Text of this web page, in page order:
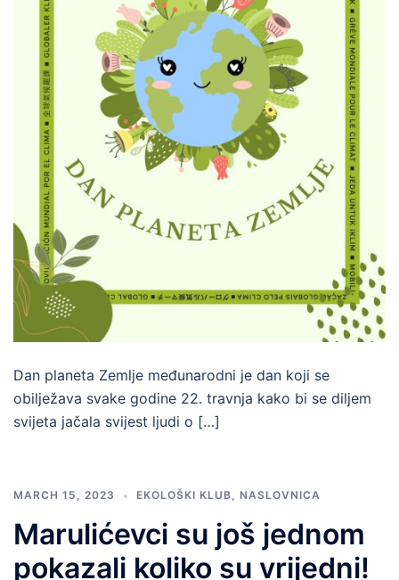
Dan planeta Zemlje međunarodni je dan koji se
obilježava svake godine 22. travnja kako bi se diljem
svijeta jačala svijest ljudi o […]
MARCH 15, 2023 EKOLOŠKI KLUB, NASLOVNICA
Marulićevci su još jednom
pokazali koliko su vrijedni!